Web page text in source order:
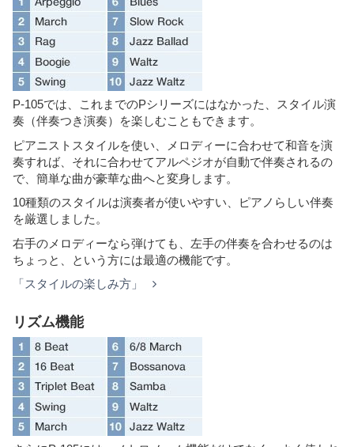
P-105では、これまでのPシリーズにはなかった、スタイル演
奏（伴奏つき演奏）を楽しむこともできます。
ピアニストスタイルを使い、メロディーに合わせて和音を演
奏すれば、それに合わせてアルペジオが自動で伴奏されるの
で、簡単な曲が豪華な曲へと変身します。
10種類のスタイルは演奏者が使いやすい、ピアノらしい伴奏
を厳選しました。
右手のメロディーなら弾けても、左手の伴奏を合わせるのは
ちょっと、という方には最適の機能です。
「スタイルの楽しみ方」
リズム機能